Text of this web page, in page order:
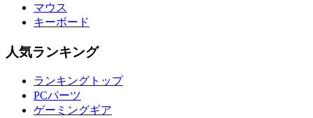
マウス
キーボード
人気ランキング
ランキングトップ
PCパーツ
ゲーミングギア